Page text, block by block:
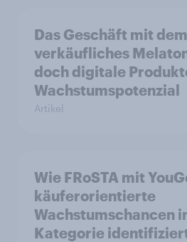
Das Geschäft mit
verkäufliches
doch digitale
Wachstumspotenzial
Artikel
Wie FRoSTA mit
käuferorientierte
Wachstumschancen
Kategorie